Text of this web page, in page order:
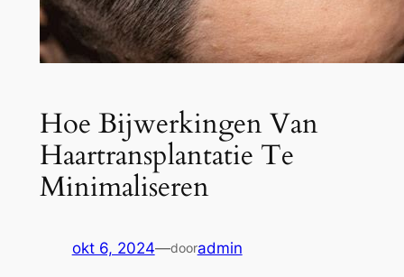
Hoe Bijwerkingen Van
Haartransplantatie Te
Minimaliseren
okt 6, 2024—dooradmin